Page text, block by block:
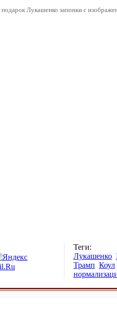
Лукашенко запонки с
Теги:
Лукашенко
Трамп Коул